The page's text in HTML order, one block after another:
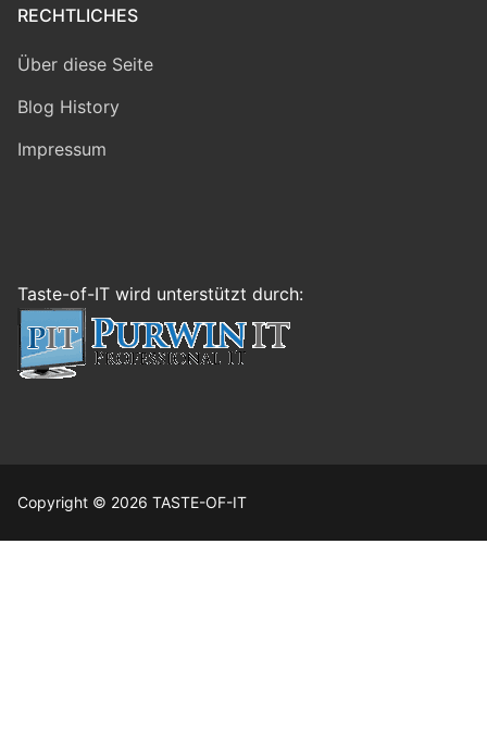
RECHTLICHES
Über diese Seite
Blog History
Impressum
Taste-of-IT wird unterstützt durch:
Copyright © 2026 TASTE-OF-IT